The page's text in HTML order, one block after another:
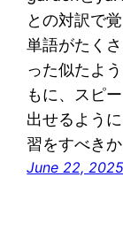
との対訳で
単語がたく
った似たよ
もに、スピ
出せるよう
習をすべき
June 22, 2025